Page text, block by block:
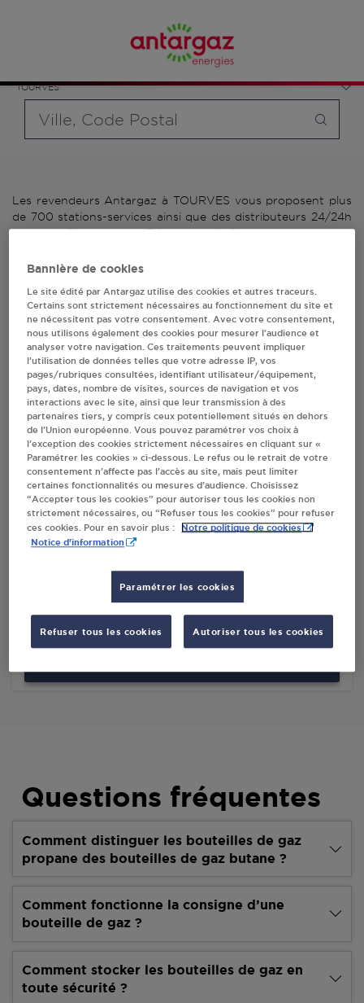
Provence-Alpes-Côte d'Azur
TOURVES
bouteille souhaité et le type de point de vente (revendeur /
distributeur automatique de bouteilles de gaz ou station GPL
carburant)
Les revendeurs Antargaz à TOURVES vous proposent plus
de 700 stations-services ainsi que des distributeurs 24/24h
de bouteilles de gaz. Découvrez la liste des revendeurs
votre stations GPL ou distributeurs de bouteilles de gaz.
2 revendeur(s) Antargaz
à TOURVES
Villes
U EXPRESS IKIRAMY TOURVES
AVENUE GAMBETTA
83170TOURVES
S'Y RENDRE
PICQ CLAUDE ** TOURVES
AVENUE GAMBETTA
Questions fréquentes
Comment distinguer les bouteilles de gaz
propane des bouteilles de gaz butane ?
Comment fonctionne la consigne d’une
bouteille de gaz ?
Comment stocker les bouteilles de gaz en
toute sécurité ?
Bannière de cookies
Le site édité par Antargaz utilise des cookies et autres traceurs.
Certains sont strictement nécessaires au fonctionnement du site et
ne nécessitent pas votre consentement. Avec votre consentement,
nous utilisons également des cookies pour mesurer l’audience et
analyser votre navigation. Ces traitements peuvent impliquer
l’utilisation de données telles que votre adresse IP, vos
pages/rubriques consultées, identifiant utilisateur/équipement,
pays, dates, nombre de visites, sources de navigation et vos
interactions avec le site, ainsi que leur transmission à des
partenaires tiers, y compris ceux potentiellement situés en dehors
de l’Union européenne. Vous pouvez paramétrer vos choix à
l’exception des cookies strictement nécessaires en cliquant sur «
Paramétrer les cookies » ci-dessous. Le refus ou le retrait de votre
consentement n’affecte pas l’accès au site, mais peut limiter
certaines fonctionnalités ou mesures d’audience. Choisissez
“Accepter tous les cookies” pour autoriser tous les cookies non
strictement nécessaires, ou “Refuser tous les cookies” pour refuser
ces cookies. Pour en savoir plus :
Notre politique de cookies
Notice d'information
Paramétrer les cookies
Refuser tous les cookies Autoriser tous les cookies